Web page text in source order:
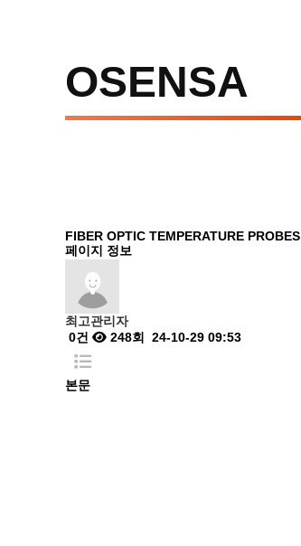
OSENSA
FIBER OPTIC TEMPERATURE PROBES
페이지 정보
최고관리자
0건
248회 24-10-29 09:53
본문